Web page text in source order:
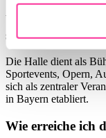
Welche
statt?
Die Halle dient als
Sportevents, Opern,
sich als zentraler
in Bayern etabliert.
Wie erreiche ich